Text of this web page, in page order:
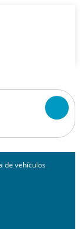
de vehículos